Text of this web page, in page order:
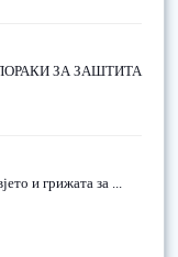
ЗА ЗАШТИТА
и грижата за ...